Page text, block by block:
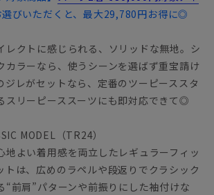
選びいただくと、最大29,780円お得に◎
レクトに感じられる、ソリッドな無地。シ
カラーなら、使うシーンを選ばず重宝請け
ジレがセットなら、定番のツーピーススタ
スリーピーススーツにも即対応できて◎
MODEL（TR24）
地よい着用感を両立したレギュラーフィッ
トは、広めのラペルや段返りでクラシック
“前肩”パターンや前振りにした袖付けな